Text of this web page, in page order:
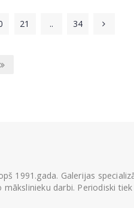
21 .. 34
1991.gada. Galerijas
darbi. Periodiski